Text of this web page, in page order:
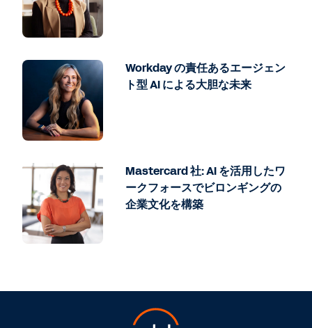
Workday の責任あるエージェン
ト型 AI による大胆な未来
Mastercard 社: AI を活用したワ
ークフォースでビロンギングの
企業文化を構築